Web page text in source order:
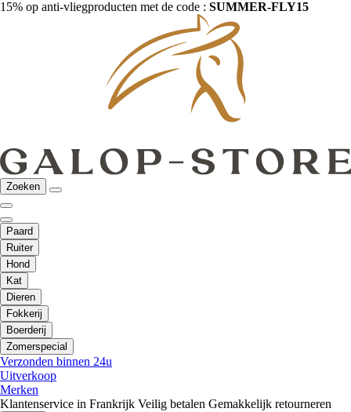
15% op anti-vliegproducten met de code : SUMMER-FLY15
Zoeken
Paard
Ruiter
Hond
Kat
Dieren
Fokkerij
Boerderij
Zomerspecial
Verzonden binnen 24u
Uitverkoop
Merken
Klantenservice in Frankrijk Veilig betalen Gemakkelijk retourneren